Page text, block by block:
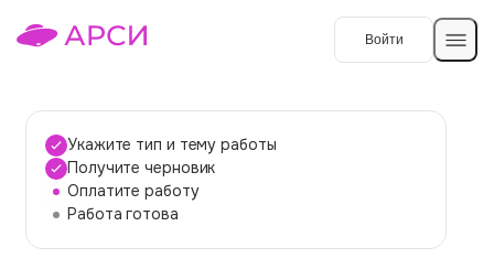
Войти
Темы работ
О сервисе
Укажите тип и тему работы
Получите черновик
Оплатите работу
Работа готова